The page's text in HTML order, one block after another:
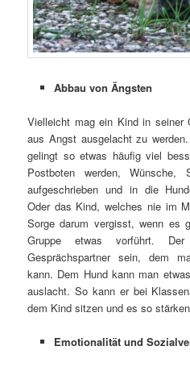
Abbau von Ängsten
Vielleicht mag ein Kind in seiner
aus Angst ausgelacht zu
gelingt so etwas häufig viel
Postboten werden, Wünsche,
aufgeschrieben und in die
Oder das Kind, welches nie im
Sorge darum vergisst, wenn es
Gruppe etwas vorführt.
Gesprächspartner sein, dem
kann. Dem Hund kann man
auslacht. So kann er bei
dem Kind sitzen und es so
Emotionalität und